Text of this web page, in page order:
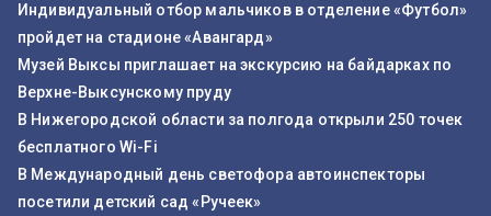
Индивидуальный отбор мальчиков в отделение «Футбол»
пройдет на стадионе «Авангард»
Музей Выксы приглашает на экскурсию на байдарках по
Верхне-Выксунскому пруду
В Нижегородской области за полгода открыли 250 точек
бесплатного Wi-Fi
В Международный день светофора автоинспекторы
посетили детский сад «Ручеек»